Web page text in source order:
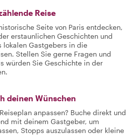
Reise
Seite von Paris entdecken,
erstaunlichen Geschichten und
lokalen Gastgebers in die
Stellen Sie gerne Fragen und
würden Sie Geschichte in der
deinen Wünschen
anpassen? Buche direkt und
mit deinem Gastgeber, um
Stopps auszulassen oder kleine